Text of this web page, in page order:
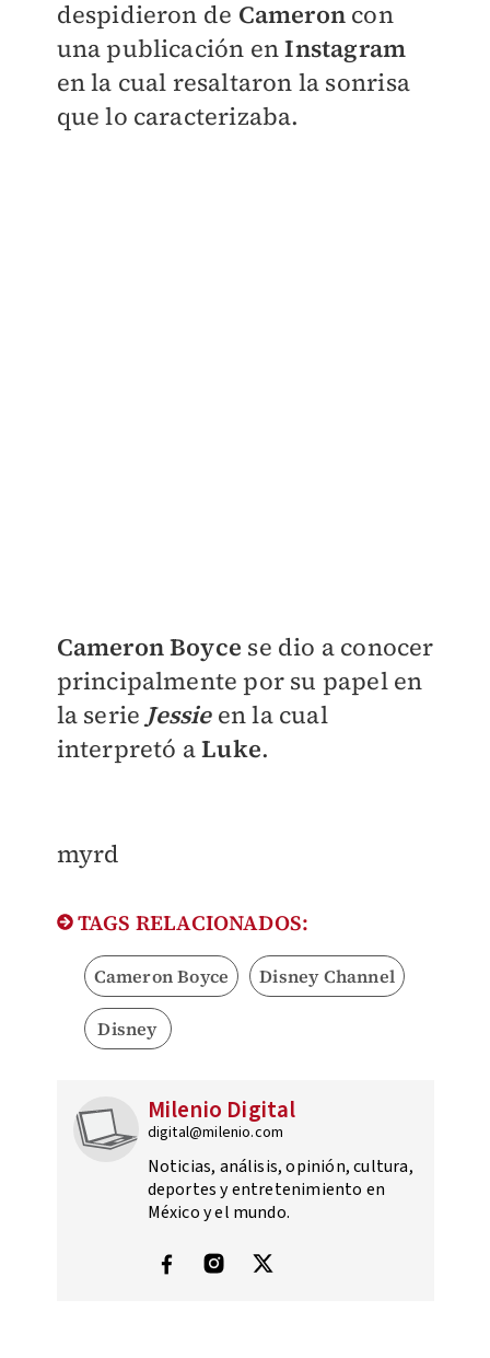
despidieron de Cameron con
una publicación enInstagram
en la cual resaltaron la sonrisa
que lo caracterizaba.
Cameron Boyce se dio a conocer
principalmente por su papel en
la serieJessieen la cual
interpretó aLuke.
myrd
TAGS RELACIONADOS:
Cameron Boyce Disney Channel
Disney
Milenio Digital
digital@milenio.com
Noticias, análisis, opinión, cultura,
deportes y entretenimiento en
México y el mundo.